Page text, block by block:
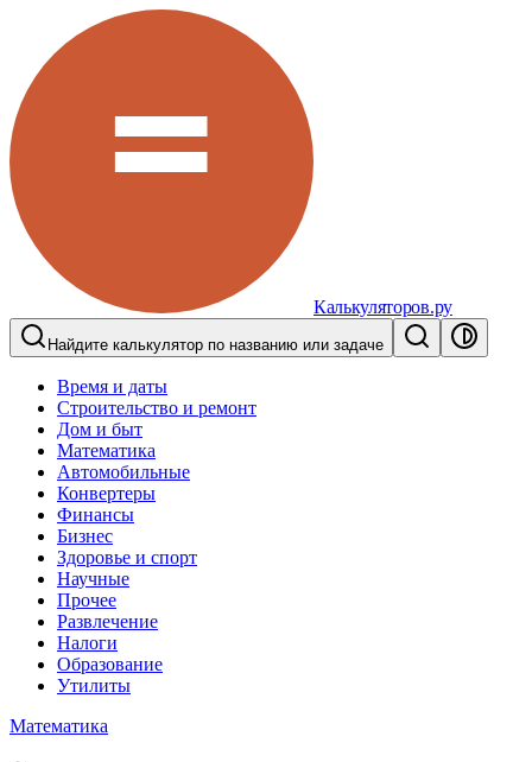
Калькуляторов.ру
Найдите калькулятор по названию или задаче
Время и даты
Строительство и ремонт
Дом и быт
Математика
Автомобильные
Конвертеры
Финансы
Бизнес
Здоровье и спорт
Научные
Прочее
Развлечение
Налоги
Образование
Утилиты
Математика